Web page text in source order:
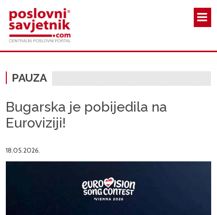
PAUZA
Bugarska je pobijedila na
Euroviziji!
18.05.2026.